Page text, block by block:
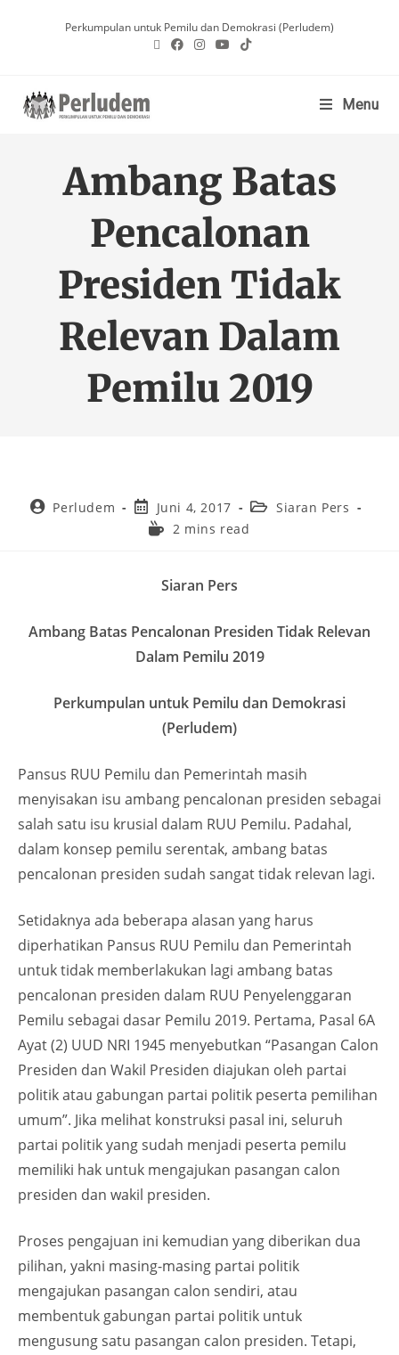
Perkumpulan untuk Pemilu dan Demokrasi (Perludem)
Menu
Ambang Batas
Pencalonan
Presiden Tidak
Relevan Dalam
Pemilu 2019
Perludem Juni 4, 2017
Siaran Pers
2 mins read
Siaran Pers
Ambang Batas Pencalonan Presiden Tidak Relevan
Dalam Pemilu 2019
Perkumpulan untuk Pemilu dan Demokrasi
(Perludem)
Pansus RUU Pemilu dan Pemerintah masih
menyisakan isu ambang pencalonan presiden sebagai
salah satu isu krusial dalam RUU Pemilu. Padahal,
dalam konsep pemilu serentak, ambang batas
pencalonan presiden sudah sangat tidak relevan lagi.
Setidaknya ada beberapa alasan yang harus
diperhatikan Pansus RUU Pemilu dan Pemerintah
untuk tidak memberlakukan lagi ambang batas
pencalonan presiden dalam RUU Penyelenggaran
Pemilu sebagai dasar Pemilu 2019. Pertama, Pasal 6A
Ayat (2) UUD NRI 1945 menyebutkan “Pasangan Calon
Presiden dan Wakil Presiden diajukan oleh partai
politik atau gabungan partai politik peserta pemilihan
umum”. Jika melihat konstruksi pasal ini, seluruh
partai politik yang sudah menjadi peserta pemilu
memiliki hak untuk mengajukan pasangan calon
presiden dan wakil presiden.
Proses pengajuan ini kemudian yang diberikan dua
pilihan, yakni masing-masing partai politik
mengajukan pasangan calon sendiri, atau
membentuk gabungan partai politik untuk
mengusung satu pasangan calon presiden. Tetapi,